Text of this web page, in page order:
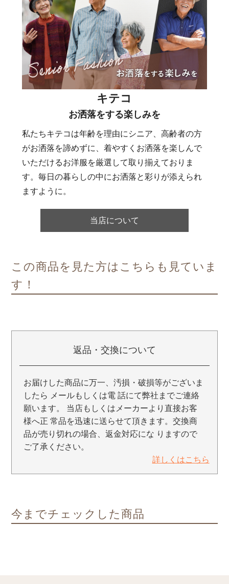
キテコ
お洒落をする楽しみを
私たちキテコは年齢を理由にシニア、高齢者の方
がお洒落を諦めずに、着やすくお洒落を楽しんで
いただけるお洋服を厳選して取り揃えておりま
す。毎日の暮らしの中にお洒落と彩りが添えられ
ますように。
当店について
この商品を見た方はこちらも見ていま
す！
返品・交換について
お届けした商品に万一、汚損・破損等がございま
したら メールもしくは電 話にて弊社までご連絡
願います。 当店もしくはメーカーより直接お客
様へ正 常品を迅速に送らせて頂きます。交換商
品が売り切れの場合、返金対応にな りますので
ご了承ください。
詳しくはこちら
今までチェックした商品